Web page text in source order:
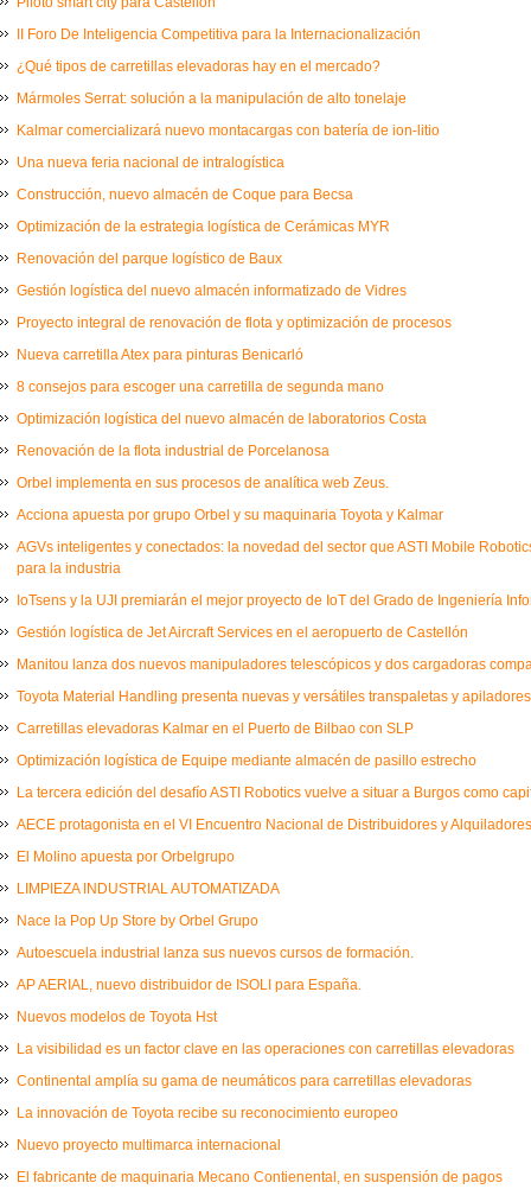
II Foro De Inteligencia Competitiva para la Internacionalización
¿Qué tipos de carretillas elevadoras hay en el mercado?
Mármoles Serrat: solución a la manipulación de alto tonelaje
Kalmar comercializará nuevo montacargas con batería de ion-litio
Una nueva feria nacional de intralogística
Construcción, nuevo almacén de Coque para Becsa
Optimización de la estrategia logística de Cerámicas MYR
Renovación del parque logístico de Baux
Gestión logística del nuevo almacén informatizado de Vidres
Proyecto integral de renovación de flota y optimización de procesos
Nueva carretilla Atex para pinturas Benicarló
8 consejos para escoger una carretilla de segunda mano
Optimización logística del nuevo almacén de laboratorios Costa
Renovación de la flota industrial de Porcelanosa
Orbel implementa en sus procesos de analítica web Zeus.
Acciona apuesta por grupo Orbel y su maquinaria Toyota y Kalmar
AGVs inteligentes y conectados: la novedad del sector que ASTI Mobile
para la industria
IoTsens y la UJI premiarán el mejor proyecto de IoT del Grado de Ingeniería
Gestión logística de Jet Aircraft Services en el aeropuerto de Castellón
Manitou lanza dos nuevos manipuladores telescópicos y dos cargadoras
Toyota Material Handling presenta nuevas y versátiles transpaletas y
Carretillas elevadoras Kalmar en el Puerto de Bilbao con SLP
Optimización logística de Equipe mediante almacén de pasillo estrecho
La tercera edición del desafío ASTI Robotics vuelve a situar a Burgos como
AECE protagonista en el VI Encuentro Nacional de Distribuidores y
El Molino apuesta por Orbelgrupo
LIMPIEZA INDUSTRIAL AUTOMATIZADA
Nace la Pop Up Store by Orbel Grupo
Autoescuela industrial lanza sus nuevos cursos de formación.
AP AERIAL, nuevo distribuidor de ISOLI para España.
Nuevos modelos de Toyota Hst
La visibilidad es un factor clave en las operaciones con carretillas elevadoras
Continental amplía su gama de neumáticos para carretillas elevadoras
La innovación de Toyota recibe su reconocimiento europeo
Nuevo proyecto multimarca internacional
El fabricante de maquinaria Mecano Contienental, en suspensión de pagos